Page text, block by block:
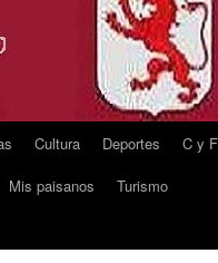
Cultura Deportes
C y
Mis paisanos
Turismo